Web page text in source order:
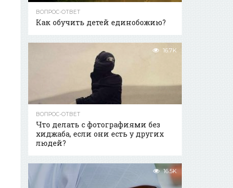
ВОПРОС-ОТВЕТ
Как обучить детей единобожию?
16.7K
ВОПРОС-ОТВЕТ
Что делать с фотографиями без
хиджаба, если они есть у других
людей?
16.5K